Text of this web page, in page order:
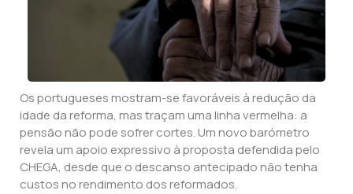
Os portugueses mostram-se favoráveis à redução da
idade da reforma, mas traçam uma linha vermelha: a
pensão não pode sofrer cortes. Um novo barómetro
revela um apoio expressivo à proposta defendida pelo
CHEGA, desde que o descanso antecipado não tenha
custos no rendimento dos reformados.